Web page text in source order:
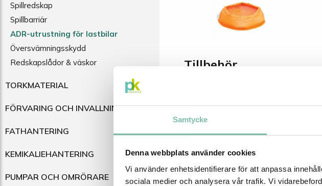
Samtycke
Denna webbplats använder cookies
Vi använder enhetsidentifierare för att anpassa
sociala medier och analysera vår trafik. Vi
Spillredskap
Spillbarriär
ADR-utrustning för lastbilar
Översvämningsskydd
Redskapslådor & väskor
TORKMATERIAL
FÖRVARING OCH INVALLNING
FATHANTERING
KEMIKALIEHANTERING
PUMPAR OCH OMRÖRARE
Tillbehör
portabel invallning
Beskrivning